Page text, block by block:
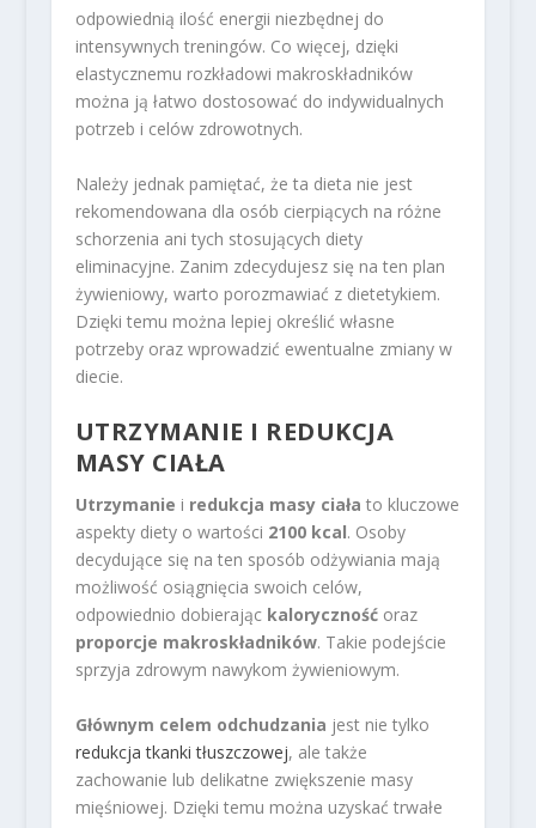
odpowiednią ilość energii niezbędnej do
intensywnych treningów. Co więcej, dzięki
elastycznemu rozkładowi makroskładników
można ją łatwo dostosować do indywidualnych
potrzeb i celów zdrowotnych.
Należy jednak pamiętać, że ta dieta nie jest
rekomendowana dla osób cierpiących na różne
schorzenia ani tych stosujących diety
eliminacyjne. Zanim zdecydujesz się na ten plan
żywieniowy, warto porozmawiać z dietetykiem.
Dzięki temu można lepiej określić własne
potrzeby oraz wprowadzić ewentualne zmiany w
diecie.
UTRZYMANIE I REDUKCJA
MASY CIAŁA
Utrzymanie i redukcja masy ciała to kluczowe
aspekty diety o wartości 2100 kcal. Osoby
decydujące się na ten sposób odżywiania mają
możliwość osiągnięcia swoich celów,
odpowiednio dobierając kalorycznośćoraz
proporcje makroskładników. Takie podejście
sprzyja zdrowym nawykom żywieniowym.
Głównym celem odchudzania jest nie tylko
redukcja tkanki tłuszczowej, ale także
zachowanie lub delikatne zwiększenie masy
mięśniowej. Dzięki temu można uzyskać trwałe